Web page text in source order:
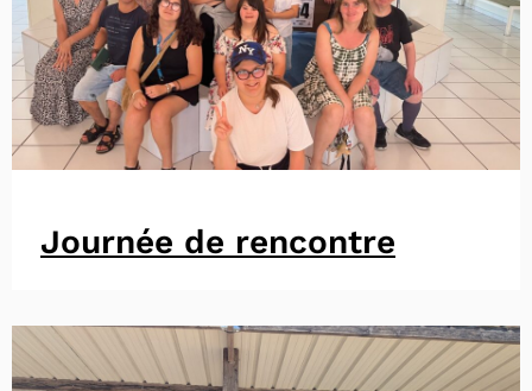
Journée de rencontre